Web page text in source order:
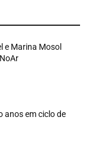
e Marina Mosol
anos em ciclo de